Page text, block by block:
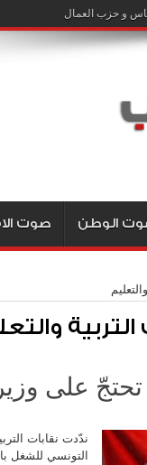
و حزب العمال
الوطن صوت
التربية
تحتجّ على
ندّدت نقابات
التونسي للشغل